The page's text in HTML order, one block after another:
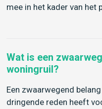
mee in het kader van het
Wat is een
woningruil?
Een zwaarwegend
dringende reden heeft